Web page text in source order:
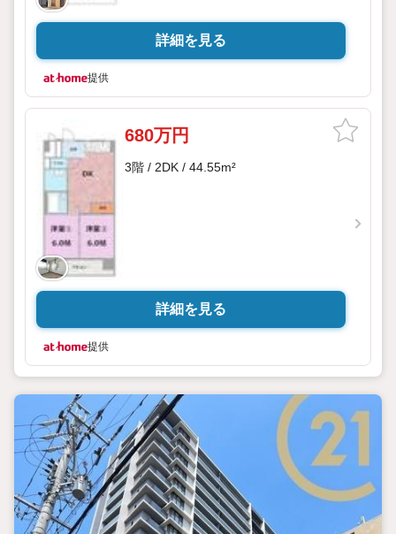
詳細を見る
提供
680万円
3階 / 2DK / 44.55m²
詳細を見る
提供